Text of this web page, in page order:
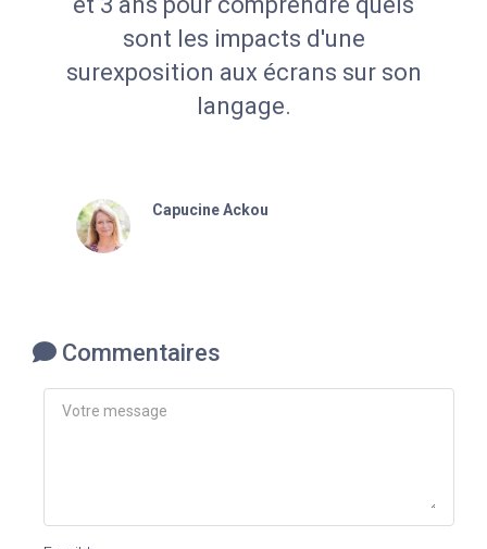
sont les impacts d'une
surexposition aux écrans sur son
langage.
Capucine Ackou
Commentaires